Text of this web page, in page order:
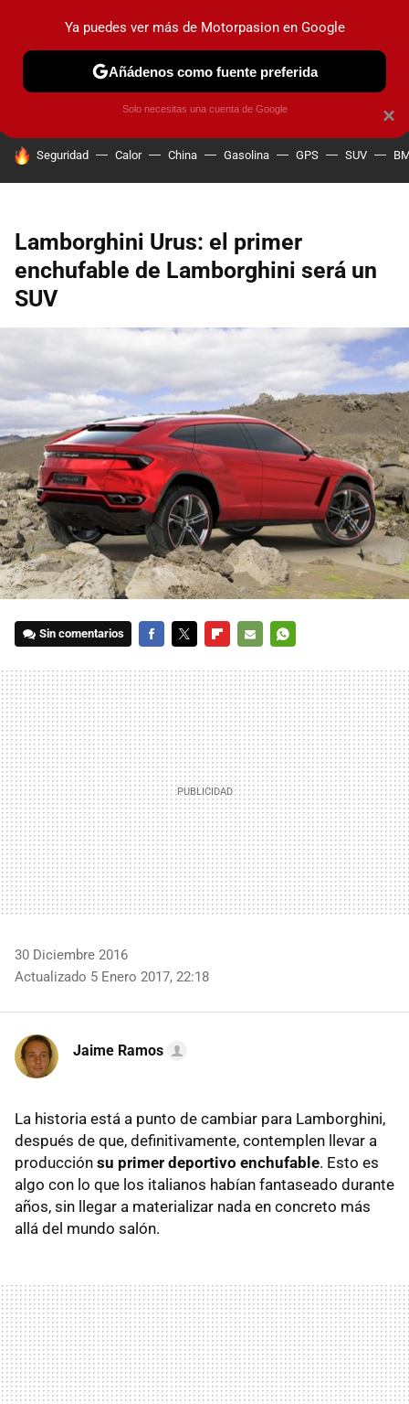
PRUEBAS COCHES ELÉCTRICOS OBSERVATORIO
HOY SE HABLA DE
Seguridad Calor China Gasolina GPS SUV
Lamborghini Urus: el primer
enchufable de Lamborghini será un
SUV
Sin comentarios
MAIL
30 Diciembre 2016
Actualizado 5 Enero 2017, 22:18
Jaime Ramos
La historia está a punto de cambiar para Lamborghini,
después de que, definitivamente, contemplen llevar a
producción su primer deportivo enchufable. Esto es
algo con lo que los italianos habían fantaseado durante
años, sin llegar a materializar nada en concreto más
allá del mundo salón.
×
Ya puedes ver más de Motorpasion en Google
Añádenos como fuente preferida
Solo necesitas una cuenta de Google